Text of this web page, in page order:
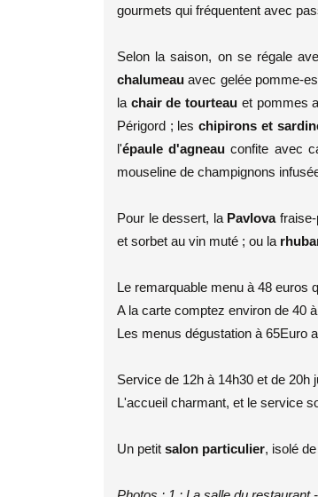
gourmets qui fréquentent avec
Selon la saison, on se régale
chalumeau avec gelée pomme-
la chair de tourteau et pommes
Périgord ; les chipirons et
l'épaule d'agneauconfite avec
mouseline de champignons
Pour le dessert, laPavlovafraise-
et sorbet au vin muté ; ou la
Le remarquable menu à 48 euros
A la carte comptez environ de 40
Les menus dégustation à 65Euro
Service de 12h à 14h30 et de
L'accueil charmant, et le service
Un petit salon particulier, isolé